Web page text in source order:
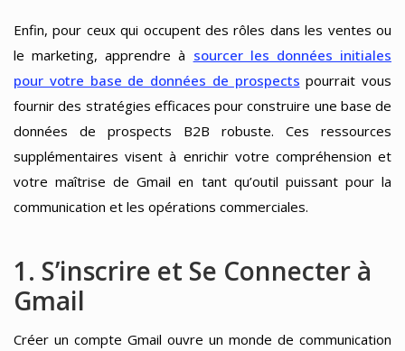
Enfin, pour ceux qui occupent des rôles dans les ventes ou
le marketing, apprendre à sourcer les données initiales
pour votre base de données de prospects pourrait vous
fournir des stratégies efficaces pour construire une base de
données de prospects B2B robuste. Ces ressources
supplémentaires visent à enrichir votre compréhension et
votre maîtrise de Gmail en tant qu’outil puissant pour la
communication et les opérations commerciales.
1. S’inscrire et Se Connecter à
Gmail
Créer un compte Gmail ouvre un monde de communication